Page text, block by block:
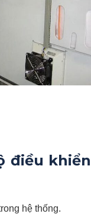
điều khiển
hệ thống.